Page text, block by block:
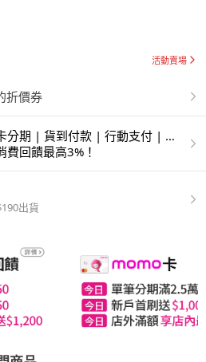
活動賣場
折價券
分期 | 貨到付款 | 行動支付 | 超
| 銀聯卡
回饋最高3%！
出貨